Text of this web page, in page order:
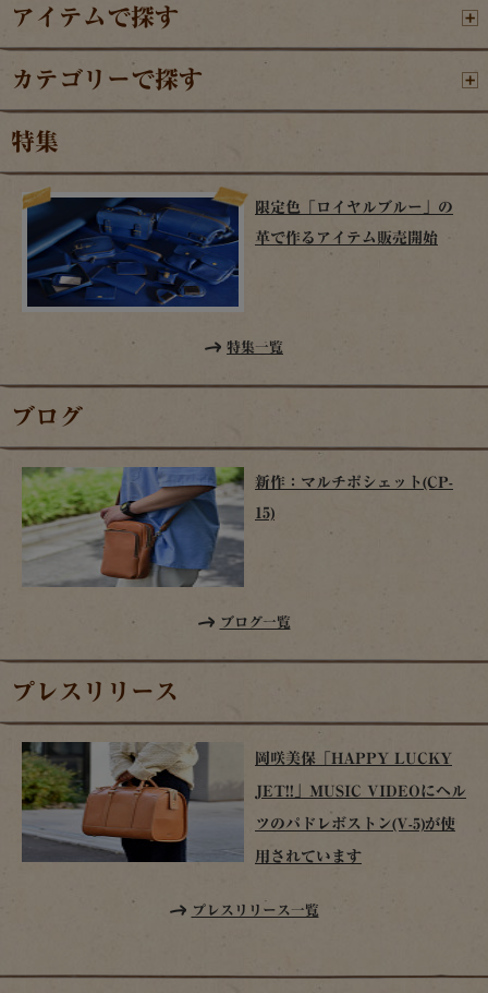
アイテムで探す
カテゴリーで探す
特集
限定色「ロイヤルブルー」の
革で作るアイテム販売開始
特集一覧
ブログ
新作：マルチポシェット(CP-
15)
ブログ一覧
プレスリリース
岡咲美保「HAPPY LUCKY
JET!!」MUSIC VIDEOにヘル
ツのパドレボストン(V-5)が使
用されています
プレスリリース一覧